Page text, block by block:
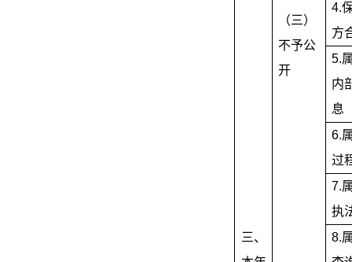
三、
（三）
不予公
开
4.
方
5.
内
息
6.
过
7.
执
8.